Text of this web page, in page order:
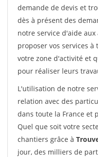
demande de devis et
dès à présent des
notre service d'aide
proposer vos services
votre zone d'activité et
pour réaliser leurs
L'utilisation de notre
relation avec des
dans toute la France et
Quel que soit votre
chantiers grâce à
jour, des milliers de